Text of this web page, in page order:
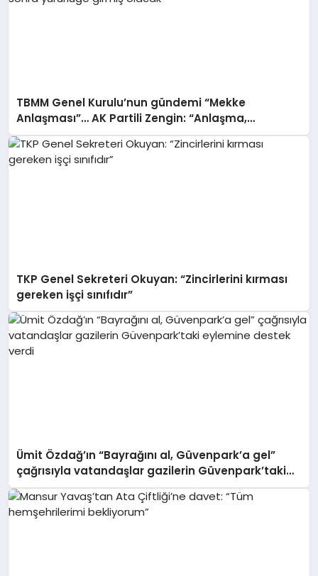
TBMM Genel Kurulu’nun gündemi “Mekke
Anlaşması”… AK Partili Zengin: “Anlaşma,
Meclisimizde onaylandıktan sonra yürürlüğe
girmiş olacak”
TKP Genel Sekreteri Okuyan: “Zincirlerini kırması
gereken işçi sınıfıdır”
Ümit Özdağ’ın “Bayrağını al, Güvenpark’a gel”
çağrısıyla vatandaşlar gazilerin Güvenpark’taki
eylemine destek verdi